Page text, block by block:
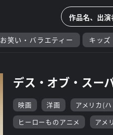
お笑い・バラエティー キッズ
デス・オブ・スー
映画 洋画 アメリカ(
ヒーローものアニメ
アメ